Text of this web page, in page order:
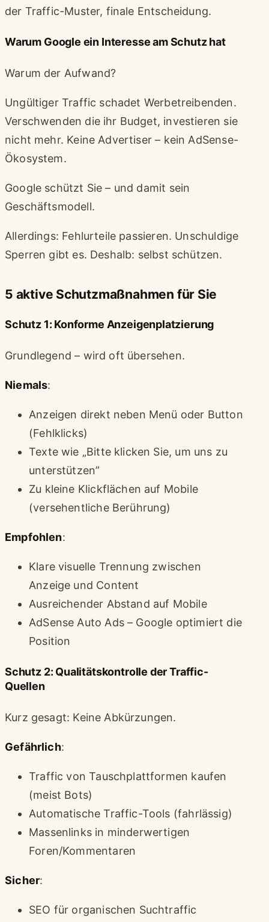
der Traffic-Muster, finale Entscheidung.
Warum Google ein Interesse am Schutz hat
Warum der Aufwand?
Ungültiger Traffic schadet Werbetreibenden.
Verschwenden die ihr Budget, investieren sie
nicht mehr. Keine Advertiser – kein AdSense-
Ökosystem.
Google schützt Sie – und damit sein
Geschäftsmodell.
Allerdings: Fehlurteile passieren. Unschuldige
Sperren gibt es. Deshalb: selbst schützen.
5 aktive Schutzmaßnahmen für Sie
Schutz 1: Konforme Anzeigenplatzierung
Grundlegend – wird oft übersehen.
Niemals:
Anzeigen direkt neben Menü oder Button
(Fehlklicks)
Texte wie „Bitte klicken Sie, um uns zu
unterstützen”
Zu kleine Klickflächen auf Mobile
(versehentliche Berührung)
Empfohlen:
Klare visuelle Trennung zwischen
Anzeige und Content
Ausreichender Abstand auf Mobile
AdSense Auto Ads – Google optimiert die
Position
Schutz 2: Qualitätskontrolle der Traffic-
Quellen
Kurz gesagt: Keine Abkürzungen.
Gefährlich:
Traffic von Tauschplattformen kaufen
(meist Bots)
Automatische Traffic-Tools (fahrlässig)
Massenlinks in minderwertigen
Foren/Kommentaren
Sicher:
SEO für organischen Suchtraffic